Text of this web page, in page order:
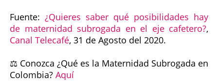
Fuente: ¿Quieres saber qué posibilidades hay
de maternidad subrogada en el eje cafetero?,
Canal Telecafé, 31 de Agosto del 2020.
⚖ Conozca ¿Qué es la Maternidad Subrogada en
Colombia? Aquí